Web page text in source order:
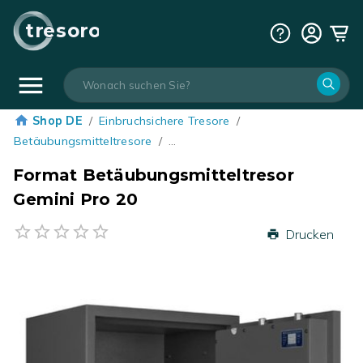
tresoro
Shop DE / Einbruchsichere Tresore /
Betäubungsmitteltresore / …
Format Betäubungsmitteltresor
Gemini Pro 20
Drucken